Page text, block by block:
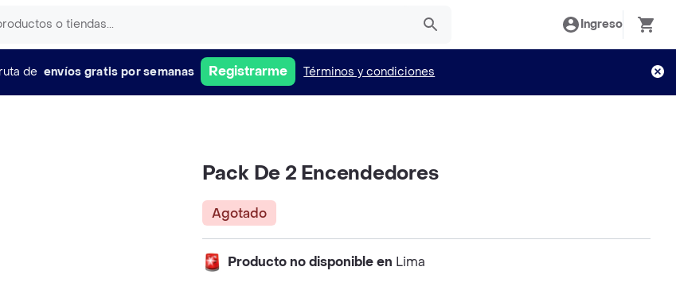
Ingreso
de envíos gratis por semanas Registrarme Términos y condiciones
Pack De 2 Encendedores
Agotado
Producto no disponible en Lima